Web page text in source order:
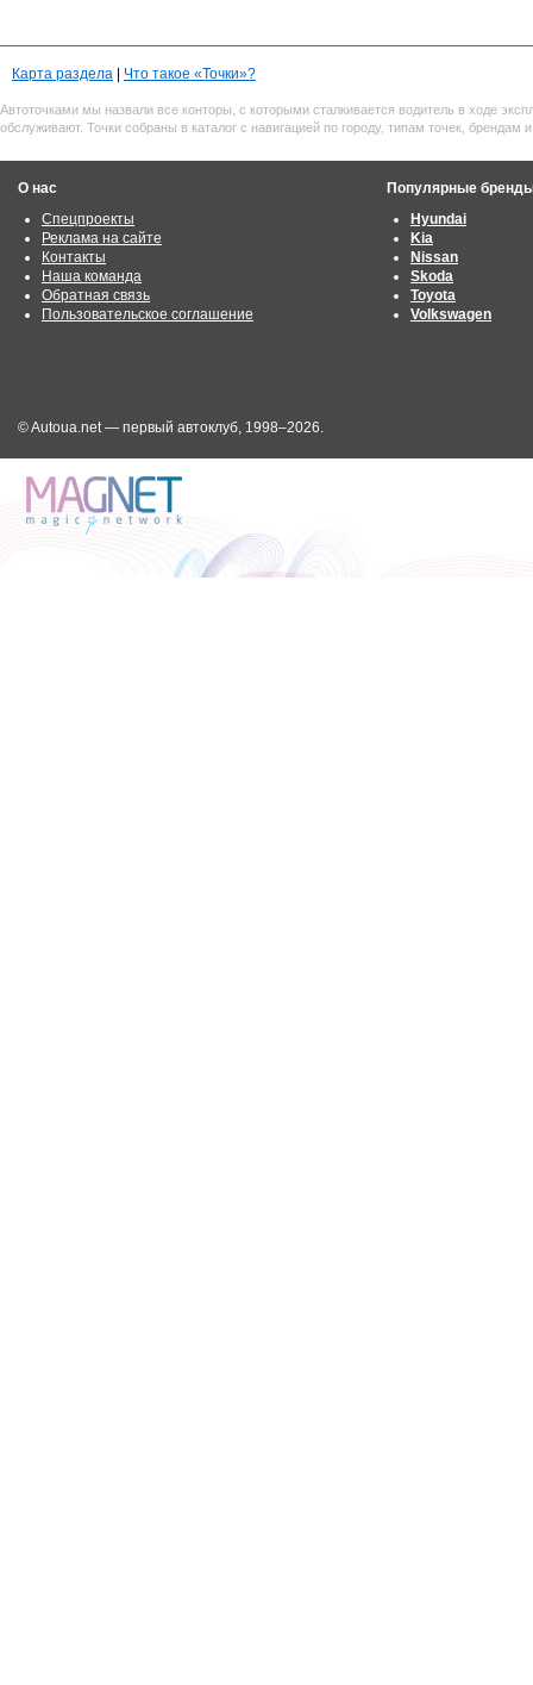
Карта раздела Что такое «Точки»?
Автоточками мы назвали все конторы, с которыми сталкивается водитель в ходе
обслуживают. Точки собраны в каталог с навигацией по городу, типам точек,
О нас
Спецпроекты
Реклама на сайте
Контакты
Наша команда
Обратная связь
Пользовательское соглашение
Популярные
Hyundai
Kia
Nissan
Skoda
Toyota
Volkswagen
© Autoua.net — первый автоклуб, 1998–2026.